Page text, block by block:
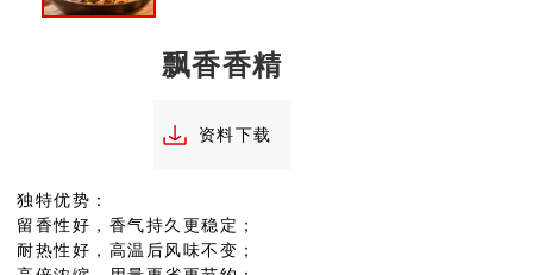
飘香香精
资料下载
独特优势：
留香性好，香气持久更稳定；
耐热性好，高温后风味不变；